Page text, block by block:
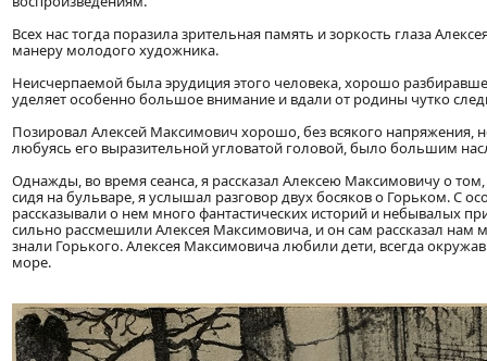
Всех нас тогда поразила зрительная память и зоркость глаза
манеру молодого художника.
Неисчерпаемой была эрудиция этого человека, хорошо
уделяет особенно большое внимание и вдали от родины чутко
Позировал Алексей Максимович хорошо, без всякого напряжения,
любуясь его выразительной угловатой головой, было большим
Однажды, во время сеанса, я рассказал Алексею Максимовичу о
сидя на бульваре, я услышал разговор двух босяков о Горьком. С
рассказывали о нем много фантастических историй и небывалых
сильно рассмешили Алексея Максимовича, и он сам рассказал
знали Горького. Алексея Максимовича любили дети, всегда
море.